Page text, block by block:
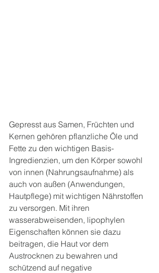
Gepresst aus Samen, Früchten und
Kernen gehören pflanzliche Öle und
Fette zu den wichtigen Basis-
Ingredienzien, um den Körper sowohl
von innen (Nahrungsaufnahme) als
auch von außen (Anwendungen,
Hautpflege) mit wichtigen Nährstoffen
zu versorgen. Mit ihren
wasserabweisenden, lipophylen
Eigenschaften können sie dazu
beitragen, die Haut vor dem
Austrocknen zu bewahren und
schützend auf negative